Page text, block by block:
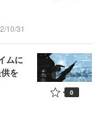
10/31
ムに
を
0